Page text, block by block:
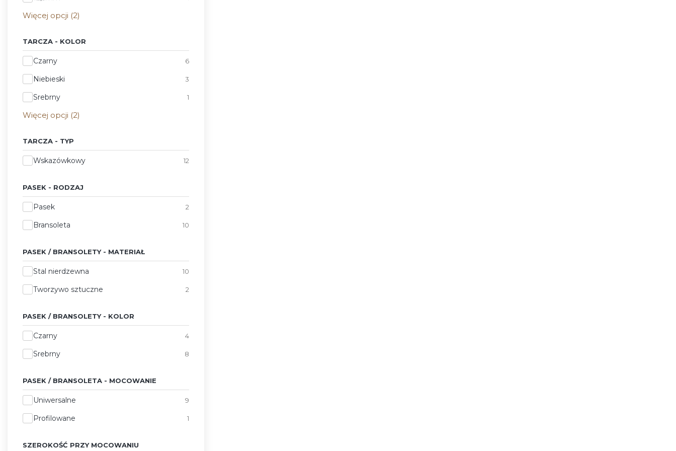
Więcej opcji (2)
TARCZA - KOLOR
Tarcza - Kolor
Czarny 6
Niebieski 3
Srebrny 1
Więcej opcji (2)
TARCZA - TYP
Tarcza - Typ
Wskazówkowy 12
PASEK - RODZAJ
Pasek - Rodzaj
Pasek 2
Bransoleta 10
PASEK / BRANSOLETY - MATERIAŁ
Pasek / Bransolety - Materiał
Stal nierdzewna 10
Tworzywo sztuczne 2
PASEK / BRANSOLETY - KOLOR
Pasek / Bransolety - Kolor
Czarny 4
Srebrny 8
PASEK / BRANSOLETA - MOCOWANIE
Pasek / Bransoleta - Mocowanie
Uniwersalne 9
Profilowane 1
SZEROKOŚĆ PRZY MOCOWANIU